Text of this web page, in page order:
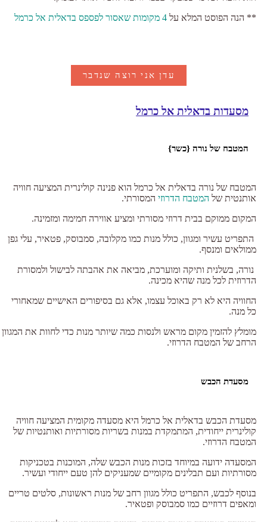
** הנה הפוסט המלא על4 מקומות שאסור לפספס בדאלית אל כרמל
עדן אני רוצה שנדבר
מסעדות בדאלית אל כרמל
המטבח של נורה {כשר}
המטבח של נורה בדאלית אל כרמל הוא פנינה קולינרית המציעה חוויה
אותנטית שלהמטבח הדרוזיהמסורתי.
המקום ממוקם בבית דרוזי מסורתי ומציע אווירה חמימה ומזמינה.
התפריט עשיר ומגוון, כולל מנות כמו מקלובה, סמבוסק, פטאיר, עלי גפן
ממולאים ומנסף.
נורה, בשלנית ותיקה ומוערכת, מביאה את אהבתה לבישול ולמסורת
הדרוזית לכל מנה שהיא מכינה.
החוויה היא לא רק באוכל עצמו, אלא גם בסיפורים האישיים שמאחורי
כל מנה.
מומלץ להזמין מקום מראש ולנסות כמה שיותר מנות כדי לחוות את המגוון
הרחב של המטבח הדרוזי.
מסעדת הכבש
מסעדת הכבש בדאלית אל כרמל היא מסעדה מקומית המציעה חוויה
קולינרית ייחודית, המתמקדת במנות בשריות מסורתיות ואותנטיות של
המטבח הדרוזי.
המסעדה ידועה במיוחד בזכות מנות הכבש שלה, המוכנות בטכניקות
מסורתיות ועם תבלינים מקומיים שמעניקים להן טעם ייחודי ועשיר.
בנוסף לכבש, התפריט כולל מגוון רחב של מנות ראשונות, סלטים טריים
ומאפים דרוזיים כמו סמבוסק ופטאיר.